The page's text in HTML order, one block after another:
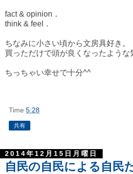
fact & opinion．
think & feel．
ちなみに小さい頃から文房具好き。
買っただけで頭が良くなったよう
ちっちゃい幸せで十分^^
Time 5:28
共有
2014年12月15日月曜日
自民の自民による自民